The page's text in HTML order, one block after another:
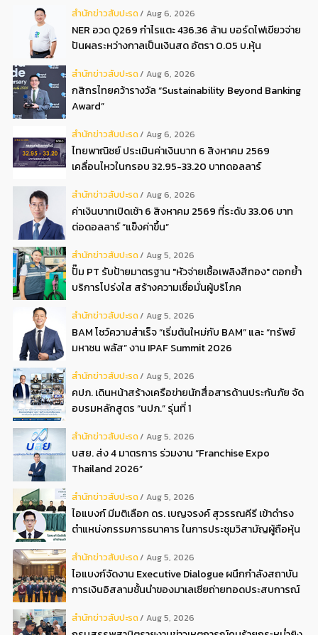
สํานักข่าวสับปะรด Aug 6, 2026
NER อวด Q269 กำไรแตะ 436.36 ล้าน บอร์ดไฟเขียวจ่าย
ปันผลระหว่างกาลเป็นเงินสด อัตรา 0.05 บ.หุ้น
สํานักข่าวสับปะรด Aug 6, 2026
กสิกรไทยคว้ารางวัล “Sustainability Beyond Banking
Award”
สํานักข่าวสับปะรด Aug 6, 2026
ไทยพาณิชย์ ประเมินค่าเงินบาท 6 สิงหาคม 2569
เคลื่อนไหวในกรอบ 32.95-33.20 บาทดอลลาร์
สํานักข่าวสับปะรด Aug 6, 2026
ค่าเงินบาทเปิดเช้า 6 สิงหาคม 2569 ที่ระดับ 33.06 บาท
ต่อดอลลาร์ “แข็งค่าขึ้น”
สํานักข่าวสับปะรด Aug 5, 2026
ปั๊ม PT รับป้ายมาตรฐาน "หัวจ่ายเชื้อเพลิงสีทอง" ตอกย้ำ
บริการโปร่งใส สร้างความเชื่อมั่นผู้บริโภค
สํานักข่าวสับปะรด Aug 5, 2026
BAM โชว์ความสำเร็จ “เริ่มต้นใหม่กับ BAM” และ “ทรัพย์
มหาชน พลัส” งาน IPAF Summit 2026
สํานักข่าวสับปะรด Aug 5, 2026
คปภ. เดินหน้าสร้างเครือข่ายนักสื่อสารด้านประกันภัย จัด
อบรมหลักสูตร “นปภ.” รุ่นที่ 1
สํานักข่าวสับปะรด Aug 5, 2026
บสย. ส่ง 4 มาตรการ ร่วมงาน “Franchise Expo
Thailand 2026”
สํานักข่าวสับปะรด Aug 5, 2026
ไอแบงก์ มีมติเลือก ดร. เบญจรงค์ สุวรรณคีรี เข้าดำรง
ตำแหน่งกรรมการธนาคาร ในการประชุมวิสามัญผู้ถือหุ้น
สํานักข่าวสับปะรด Aug 5, 2026
ไอแบงก์จัดงาน Executive Dialogue ผนึกกำลังสถาบัน
การเงินอิสลามชั้นนำของมาเลเซียถ่ายทอดประสบการณ์
อิสลามแห่งอนาคต
สํานักข่าวสับปะรด Aug 5, 2026